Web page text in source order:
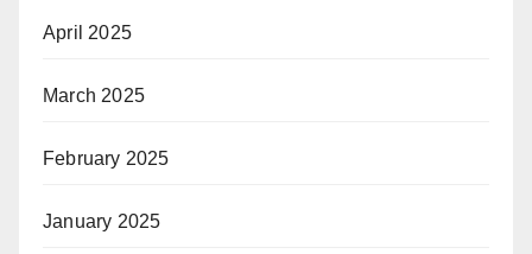
April 2025
March 2025
February 2025
January 2025